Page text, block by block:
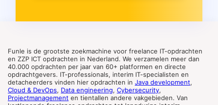
Funle is de grootste zoekmachine voor freelance IT-opdrachten
en ZZP ICT opdrachten in Nederland. We verzamelen meer dan
40.000 opdrachten per jaar van 60+ platformen en directe
opdrachtgevers. IT-professionals, interim IT-specialisten en
detacheerders vinden hier opdrachten in Java development,
Cloud & DevOps, Data engineering, Cybersecurity,
Projectmanagement en tientallen andere vakgebieden. Van